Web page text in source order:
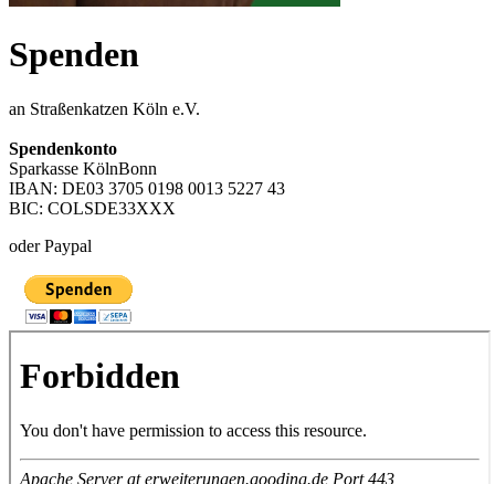
Spenden
an Straßenkatzen Köln e.V.
Spendenkonto
Sparkasse KölnBonn
IBAN: DE03 3705 0198 0013 5227 43
BIC: COLSDE33XXX
oder Paypal